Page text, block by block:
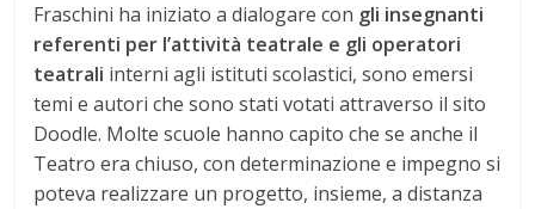
Fraschini ha iniziato a dialogare con gli insegnanti
referenti per l’attività teatrale e gli operatori
teatrali interni agli istituti scolastici, sono emersi
temi e autori che sono stati votati attraverso il sito
Doodle. Molte scuole hanno capito che se anche il
Teatro era chiuso, con determinazione e impegno si
poteva realizzare un progetto, insieme, a distanza